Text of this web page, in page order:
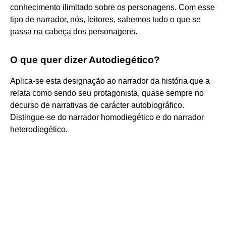
conhecimento ilimitado sobre os personagens. Com esse
tipo de narrador, nós, leitores, sabemos tudo o que se
passa na cabeça dos personagens.
O que quer dizer Autodiegético?
Aplica-se esta designação ao narrador da história que a
relata como sendo seu protagonista, quase sempre no
decurso de narrativas de carácter autobiográfico.
Distingue-se do narrador homodiegético e do narrador
heterodiegético.